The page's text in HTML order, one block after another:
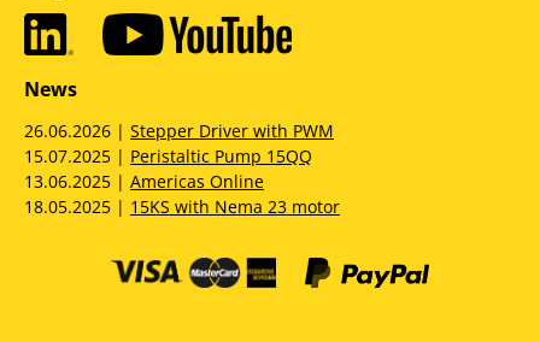
News
26.06.2026 | Stepper Driver with PWM
15.07.2025 | Peristaltic Pump 15QQ
13.06.2025 | Americas Online
18.05.2025 | 15KS with Nema 23 motor